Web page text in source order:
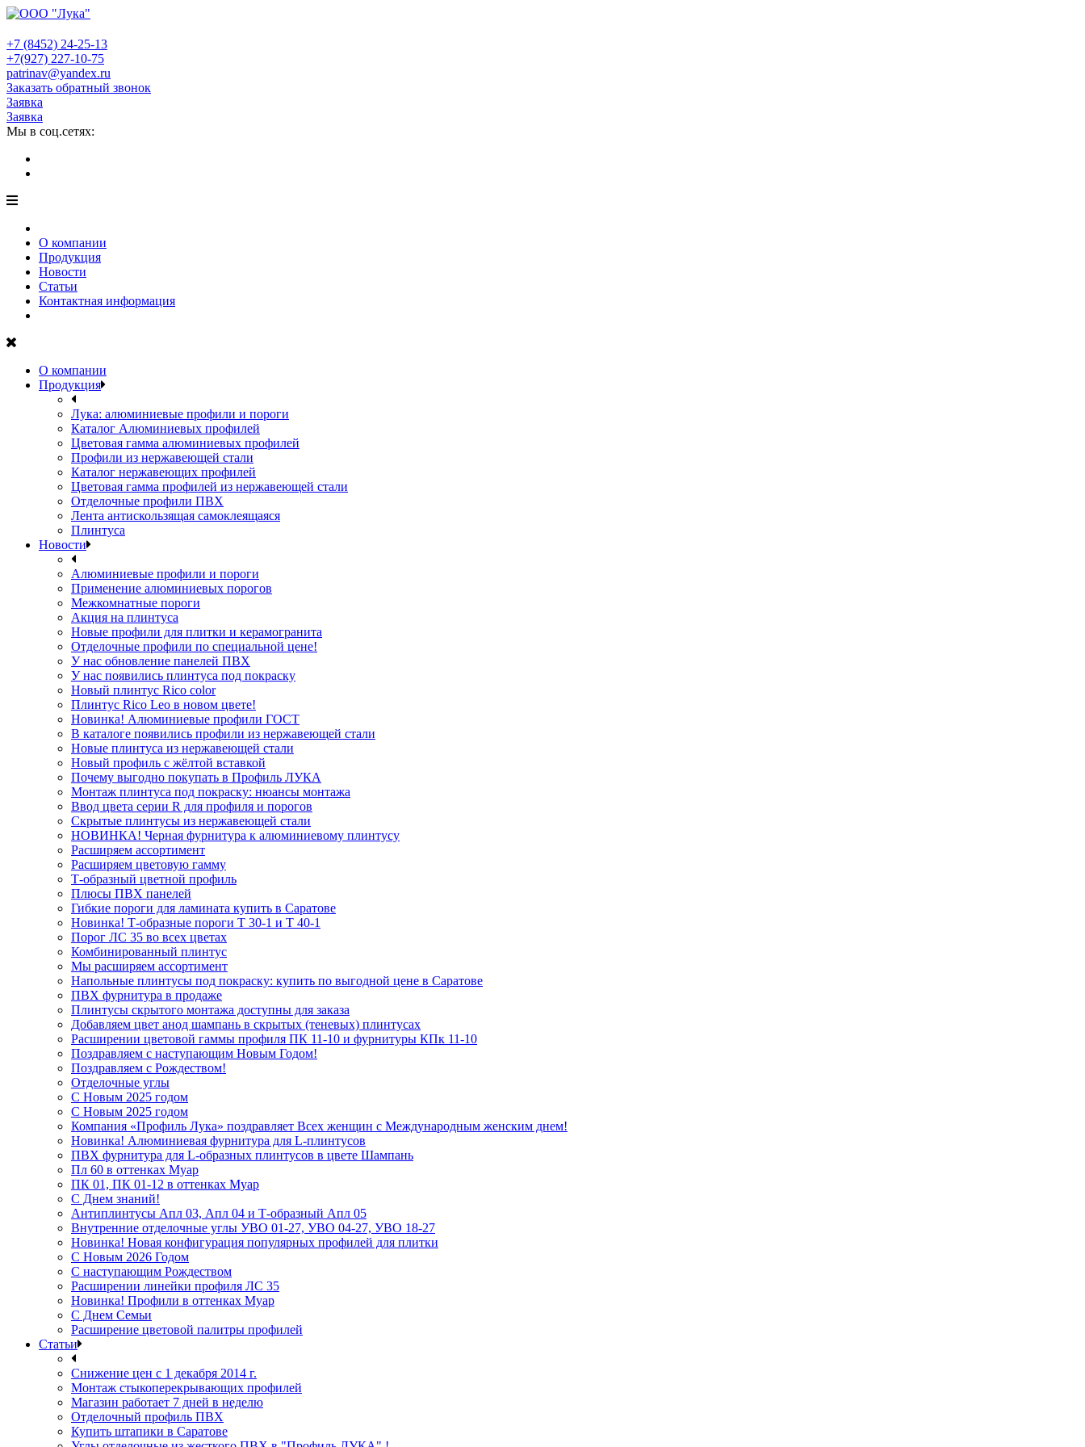
+7 (8452) 24-25-13
+7(927) 227-10-75
patrinav@yandex.ru
Заказать обратный звонок
Заявка
Заявка
Мы в соц.сетях:
О компании
Продукция
Новости
Статьи
Контактная информация
О компании
Продукция
Лука: алюминиевые профили и пороги
Каталог Алюминиевых профилей
Цветовая гамма алюминиевых профилей
Профили из нержавеющей стали
Каталог нержавеющих профилей
Цветовая гамма профилей из нержавеющей стали
Отделочные профили ПВХ
Лента антискользящая самоклеящаяся
Плинтуса
Новости
Алюминиевые профили и пороги
Применение алюминиевых порогов
Межкомнатные пороги
Акция на плинтуса
Новые профили для плитки и керамогранита
Отделочные профили по специальной цене!
У нас обновление панелей ПВХ
У нас появились плинтуса под покраску
Новый плинтус Rico color
Плинтус Rico Leo в новом цвете!
Новинка! Алюминиевые профили ГОСТ
В каталоге появились профили из нержавеющей стали
Новые плинтуса из нержавеющей стали
Новый профиль с жёлтой вставкой
Почему выгодно покупать в Профиль ЛУКА
Монтаж плинтуса под покраску: нюансы монтажа
Ввод цвета серии R для профиля и порогов
Скрытые плинтусы из нержавеющей стали
НОВИНКА! Черная фурнитура к алюминиевому плинтусу
Расширяем ассортимент
Расширяем цветовую гамму
Т-образный цветной профиль
Плюсы ПВХ панелей
Гибкие пороги для ламината купить в Саратове
Новинка! Т-образные пороги Т 30-1 и Т 40-1
Порог ЛС 35 во всех цветах
Комбинированный плинтус
Мы расширяем ассортимент
Напольные плинтусы под покраску: купить по выгодной цене в Саратове
ПВХ фурнитура в продаже
Плинтусы скрытого монтажа доступны для заказа
Добавляем цвет анод шампань в скрытых (теневых) плинтусах
Расширении цветовой гаммы профиля ПК 11-10 и фурнитуры КПк 11-10
Поздравляем с наступающим Новым Годом!
Поздравляем с Рождеством!
Отделочные углы
С Новым 2025 годом
С Новым 2025 годом
Компания «Профиль Лука» поздравляет Всех женщин с Международным женским днем!
Новинка! Алюминиевая фурнитура для L-плинтусов
ПВХ фурнитура для L-образных плинтусов в цвете Шампань
Пл 60 в оттенках Муар
ПК 01, ПК 01-12 в оттенках Муар
С Днем знаний!
Антиплинтусы Апл 03, Апл 04 и Т-образный Апл 05
Внутренние отделочные углы УВО 01-27, УВО 04-27, УВО 18-27
Новинка! Новая конфигурация популярных профилей для плитки
С Новым 2026 Годом
С наступающим Рождеством
Расширении линейки профиля ЛС 35
Новинка! Профили в оттенках Муар
С Днем Семьи
Расширение цветовой палитры профилей
Статьи
Снижение цен с 1 декабря 2014 г.
Монтаж стыкоперекрывающих профилей
Магазин работает 7 дней в неделю
Отделочный профиль ПВХ
Купить штапики в Саратове